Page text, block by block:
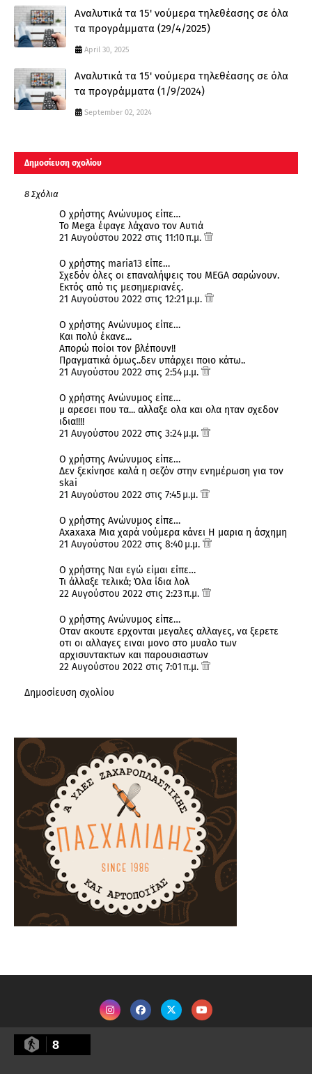
Αναλυτικά τα 15' νούμερα τηλεθέασης σε όλα
τα προγράμματα (29/4/2025)
April 30, 2025
Αναλυτικά τα 15' νούμερα τηλεθέασης σε όλα
τα προγράμματα (1/9/2024)
September 02, 2024
Δημοσίευση σχολίου
8 Σχόλια
Ο χρήστης Ανώνυμος είπε…
Το Mega έφαγε λάχανο τον Αυτιά
21 Αυγούστου 2022 στις 11:10 π.μ.
Ο χρήστης maria13 είπε…
Σχεδόν όλες οι επαναλήψεις του MEGA σαρώνουν.
Εκτός από τις μεσημεριανές.
21 Αυγούστου 2022 στις 12:21 μ.μ.
Ο χρήστης Ανώνυμος είπε…
Και πολύ έκανε...
Απορώ ποίοι τον βλέπουν!!
Πραγματικά όμως..δεν υπάρχει ποιο κάτω..
21 Αυγούστου 2022 στις 2:54 μ.μ.
Ο χρήστης Ανώνυμος είπε…
μ αρεσει που τα... αλλαξε ολα και ολα ηταν σχεδον
ιδια!!!!
21 Αυγούστου 2022 στις 3:24 μ.μ.
Ο χρήστης Ανώνυμος είπε…
Δεν ξεκίνησε καλά η σεζόν στην ενημέρωση για τον
skai
21 Αυγούστου 2022 στις 7:45 μ.μ.
Ο χρήστης Ανώνυμος είπε…
Axaxaxa Μια χαρά νούμερα κάνει Η μαρια η άσχημη
21 Αυγούστου 2022 στις 8:40 μ.μ.
Ο χρήστης Ναι εγώ είμαι είπε…
Τι άλλαξε τελικά; Όλα ίδια λολ
22 Αυγούστου 2022 στις 2:23 π.μ.
Ο χρήστης Ανώνυμος είπε…
Οταν ακουτε ερχονται μεγαλες αλλαγες, να ξερετε
οτι οι αλλαγες ειναι μονο στο μυαλο των
αρχισυντακτων και παρουσιαστων
22 Αυγούστου 2022 στις 7:01 π.μ.
Δημοσίευση σχολίου
8